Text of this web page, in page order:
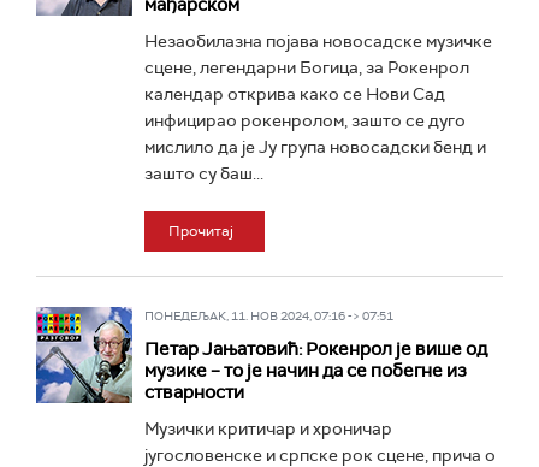
мађарском
Незаобилазна појава новосадске музичке
сцене, легендарни Богица, за Рокенрол
календар открива како се Нови Сад
инфицирао рокенролом, зашто се дуго
мислило да је Ју група новосадски бенд и
зашто су баш...
Прочитај
ПОНЕДЕЉАК, 11. НОВ 2024, 07:16 -> 07:51
Петар Јањатовић: Рокенрол је више од
музике – то је начин да се побегне из
стварности
Музички критичар и хроничар
југословенске и српске рок сцене, прича о